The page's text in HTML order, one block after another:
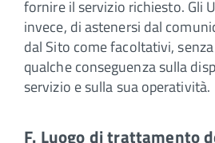
fornire il servizio richiesto. Gli
invece, di astenersi dal
dal Sito come facoltativi,
qualche conseguenza sulla
servizio e sulla sua operatività.
F. Luogo di trattamento